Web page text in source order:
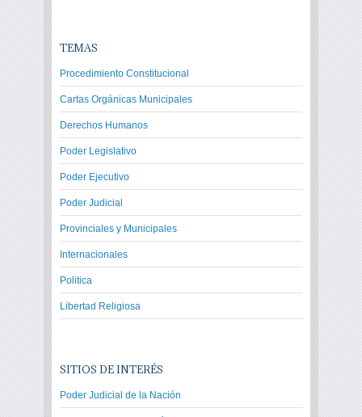
TEMAS
Procedimiento Constitucional
Cartas Orgánicas Municipales
Derechos Humanos
Poder Legislativo
Poder Ejecutivo
Poder Judicial
Provinciales y Municipales
Internacionales
Politica
Libertad Religiosa
SITIOS DE INTERÉS
Poder Judicial de la Nación